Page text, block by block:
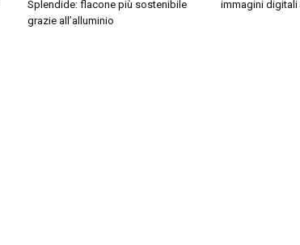
Splendide: flacone più sostenibile
grazie all’alluminio
immagini digitali